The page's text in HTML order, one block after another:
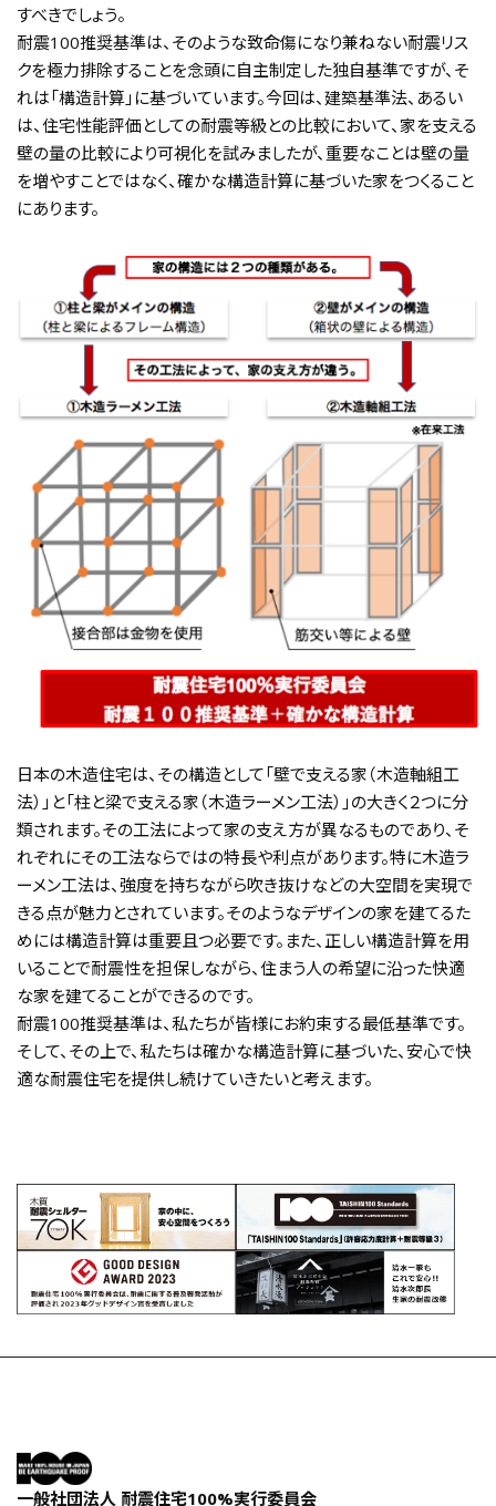
すべきでしょう。
耐震100推奨基準は、そのような致命傷になり兼ねない耐震リス
クを極力排除することを念頭に自主制定した独自基準ですが、そ
れは「構造計算」に基づいています。今回は、建築基準法、あるい
は、住宅性能評価としての耐震等級との比較において、家を支える
壁の量の比較により可視化を試みましたが、重要なことは壁の量
を増やすことではなく、確かな構造計算に基づいた家をつくること
にあります。
日本の木造住宅は、その構造として「壁で支える家（木造軸組工
法）」と「柱と梁で支える家（木造ラーメン工法）」の大きく２つに分
類されます。その工法によって家の支え方が異なるものであり、そ
れぞれにその工法ならではの特長や利点があります。特に木造ラ
ーメン工法は、強度を持ちながら吹き抜けなどの大空間を実現で
きる点が魅力とされています。そのようなデザインの家を建てるた
めには構造計算は重要且つ必要です。また、正しい構造計算を用
いることで耐震性を担保しながら、住まう人の希望に沿った快適
な家を建てることができるのです。
耐震100推奨基準は、私たちが皆様にお約束する最低基準です。
そして、その上で、私たちは確かな構造計算に基づいた、安心で快
適な耐震住宅を提供し続けていきたいと考えます。
一般社団法人 耐震住宅100%実行委員会